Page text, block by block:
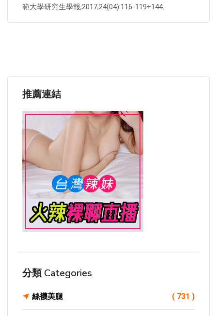
範大學研究生學報,2017,24(04):116-119+144.
推薦連結
分類 Categories
絲襪美腿 ( 731 )